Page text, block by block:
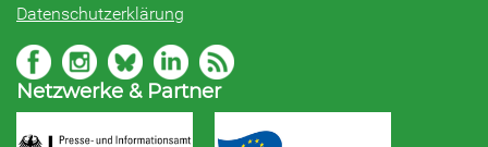
Datenschutzerklärung
Netzwerke & Partner